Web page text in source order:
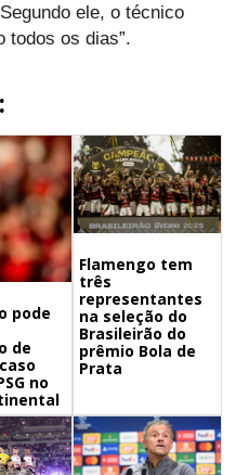
ele, o técnico
todos os dias”.
pode
de
no
Flamengo tem
três
representantes
na seleção do
Brasileirão do
prêmio Bola de
Prata